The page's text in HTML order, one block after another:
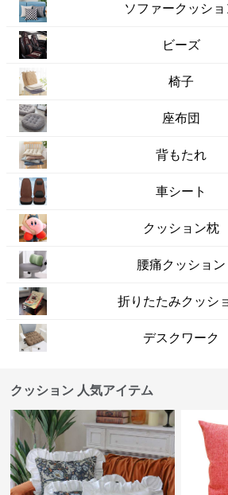
ソファークッショ
ビーズ
椅子
座布団
背もたれ
車シート
クッション枕
腰痛クッション
折りたたみクッシ
デスクワーク
クッション 人気アイテム